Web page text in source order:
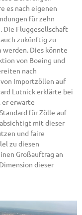
es nach eigenen
für zehn
Die Fluggesellschaft
zukünftig zu
Dies könnte
von Boeing und
nach
Importzöllen auf
Lutnick erklärte bei
er erwarte
für Zölle auf
mit dieser
und faire
zu diesen
Großauftrag an
dieser